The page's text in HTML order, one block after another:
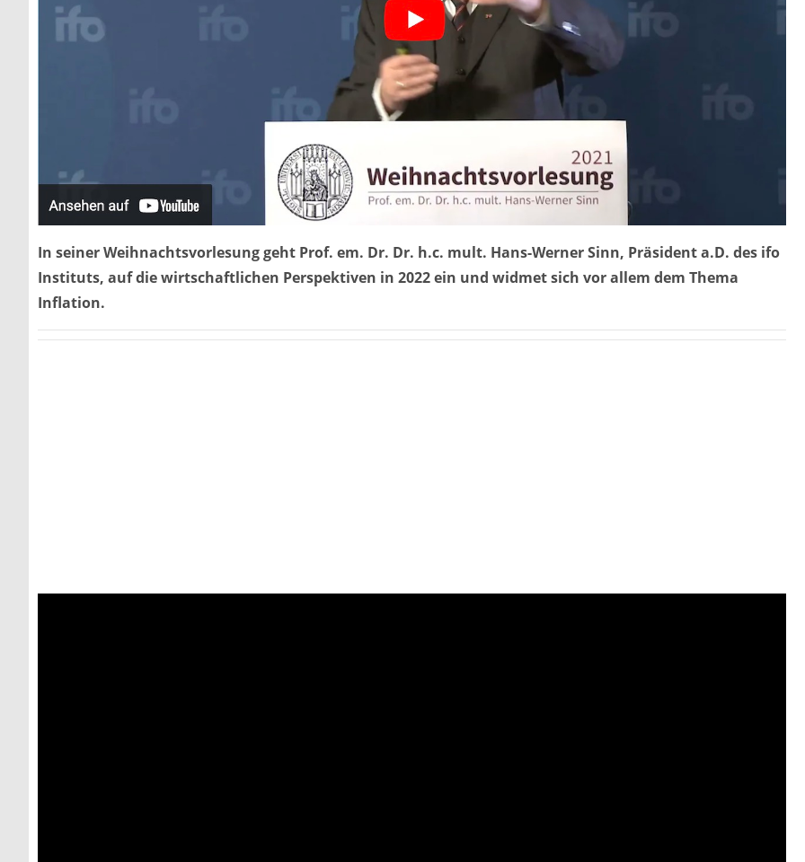
In seiner Weihnachtsvorlesung geht Prof. em. Dr. Dr. h.c. mult. Hans-Werner Sinn, Präsident a.D. des ifo
Instituts, auf die wirtschaftlichen Perspektiven in 2022 ein und widmet sich vor allem dem Thema
Inflation.